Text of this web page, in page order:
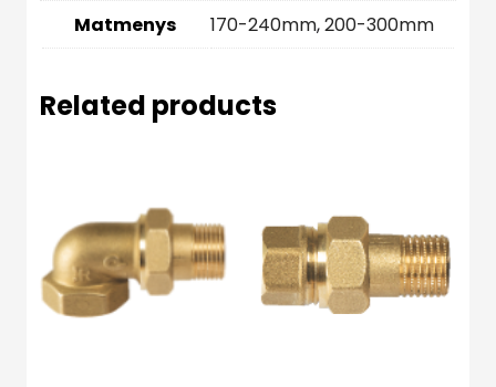
Matmenys 170-240mm,200-300mm
Related products